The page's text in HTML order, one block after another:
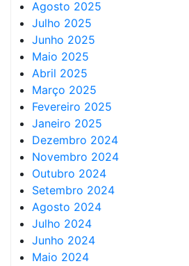
Agosto 2025
Julho 2025
Junho 2025
Maio 2025
Abril 2025
Março 2025
Fevereiro 2025
Janeiro 2025
Dezembro 2024
Novembro 2024
Outubro 2024
Setembro 2024
Agosto 2024
Julho 2024
Junho 2024
Maio 2024